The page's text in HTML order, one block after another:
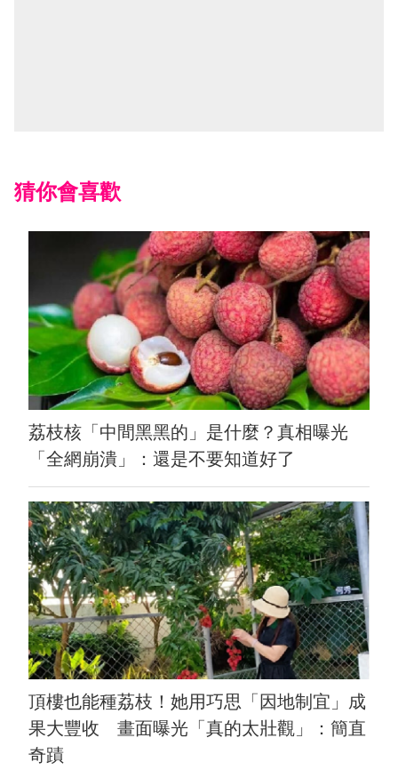
猜你會喜歡
荔枝核「中間黑黑的」是什麼？真相曝光
「全網崩潰」：還是不要知道好了
頂樓也能種荔枝！她用巧思「因地制宜」成
果大豐收 畫面曝光「真的太壯觀」：簡直
奇蹟